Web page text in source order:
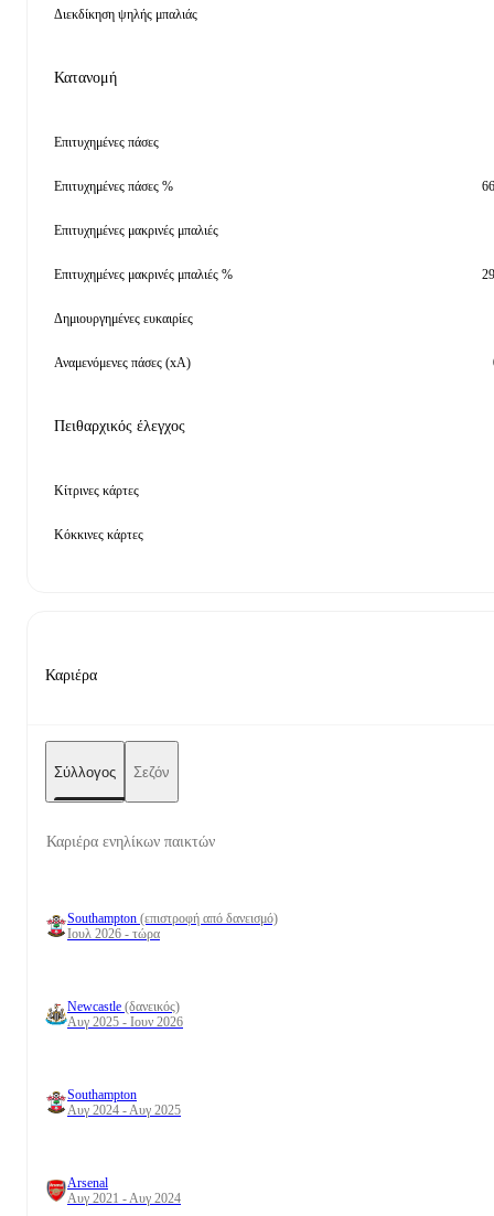
Διεκδίκηση ψηλής μπαλιάς
Κατανομή
Επιτυχημένες πάσες
Επιτυχημένες πάσες %
Επιτυχημένες μακρινές μπαλιές
Επιτυχημένες μακρινές μπαλιές %
Δημιουργημένες ευκαιρίες
Αναμενόμενες πάσες (xA)
Πειθαρχικός έλεγχος
Κίτρινες κάρτες
Κόκκινες κάρτες
Καριέρα
Σύλλογος Σεζόν
Καριέρα ενηλίκων παικτών
Southampton (επιστροφή από δανεισμό)
Ιουλ 2026 - τώρα
Newcastle (δανεικός)
Αυγ 2025 - Ιουν 2026
Southampton
Αυγ 2024 - Αυγ 2025
Arsenal
Αυγ 2021 - Αυγ 2024